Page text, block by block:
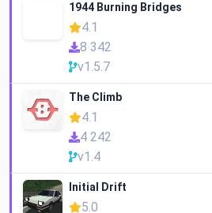
1944 Burning Bridges
4.1
8 342
v1.5.7
The Climb
4.1
4 242
v1.4
Initial Drift
5.0